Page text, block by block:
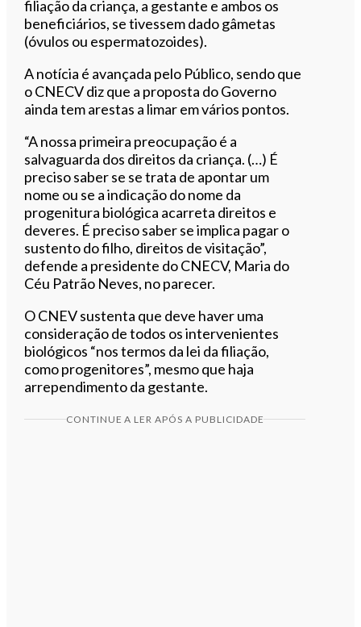
filiação da criança, a gestante e ambos os
beneficiários, se tivessem dado gâmetas
(óvulos ou espermatozoides).
A notícia é avançada pelo Público, sendo que
o CNECV diz que a proposta do Governo
ainda tem arestas a limar em vários pontos.
“A nossa primeira preocupação é a
salvaguarda dos direitos da criança. (…) É
preciso saber se se trata de apontar um
nome ou se a indicação do nome da
progenitura biológica acarreta direitos e
deveres. É preciso saber se implica pagar o
sustento do filho, direitos de visitação”,
defende a presidente do CNECV, Maria do
Céu Patrão Neves, no parecer.
O CNEV sustenta que deve haver uma
consideração de todos os intervenientes
biológicos “nos termos da lei da filiação,
como progenitores”, mesmo que haja
arrependimento da gestante.
CONTINUE A LER APÓS A PUBLICIDADE